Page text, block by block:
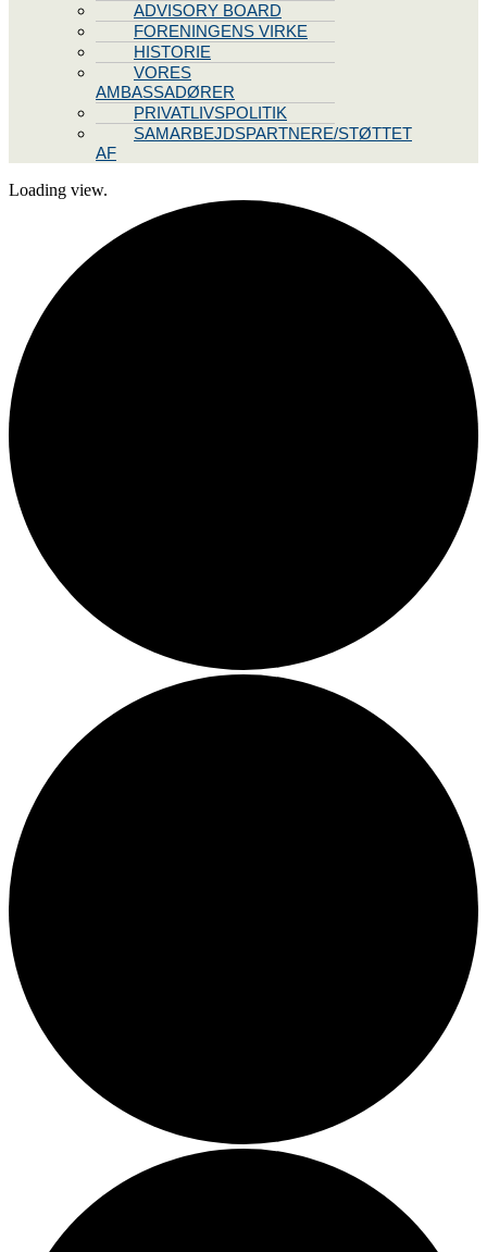
ADVISORY BOARD
FORENINGENS VIRKE
HISTORIE
VORES
AMBASSADØRER
PRIVATLIVSPOLITIK
SAMARBEJDSPARTNERE/STØTTET
AF
Loading view.